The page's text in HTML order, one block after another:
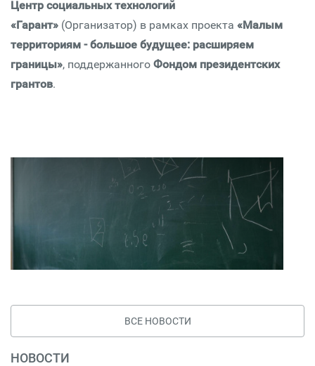
Центр социальных технологий
«Гарант» (Организатор) в рамках проекта «Малым
территориям - большое будущее: расширяем
границы», поддержанного Фондом президентских
грантов.
ВСЕ НОВОСТИ
НОВОСТИ